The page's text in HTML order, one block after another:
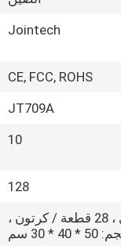
Jointech
CE, FCC, ROHS
JT709A
10
128
صندوق كرتوني ، 28 قطعة / كرتون ،
40 * 30 سم